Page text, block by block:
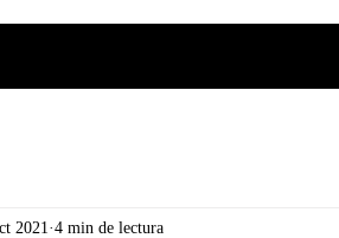
2021 4 min de lectura